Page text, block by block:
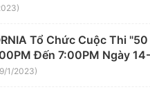
Tổ Chức Cuộc Thi
Đến 7:00PM Ngày
1/2023)